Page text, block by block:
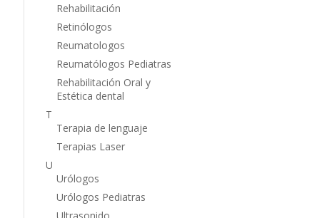
Rehabilitación
Retinólogos
Reumatologos
Reumatólogos Pediatras
Rehabilitación Oral y
Estética dental
T
Terapia de lenguaje
Terapias Laser
U
Urólogos
Urólogos Pediatras
Ultrasonido